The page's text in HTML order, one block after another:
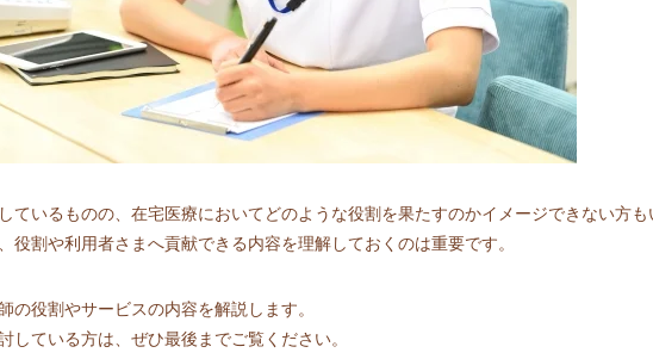
ているものの、在宅医療においてどのような役割を果たすのかイメージできない方も
役割や利用者さまへ貢献できる内容を理解しておくのは重要です。
の役割やサービスの内容を解説します。
している方は、ぜひ最後までご覧ください。